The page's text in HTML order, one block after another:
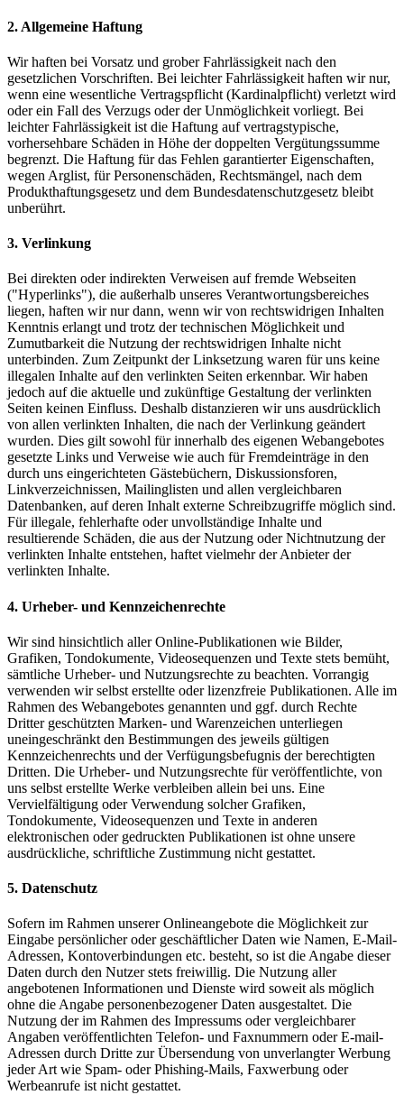
2. Allgemeine Haftung
Wir haften bei Vorsatz und grober Fahrlässigkeit nach den
gesetzlichen Vorschriften. Bei leichter Fahrlässigkeit haften wir nur,
wenn eine wesentliche Vertragspflicht (Kardinalpflicht) verletzt wird
oder ein Fall des Verzugs oder der Unmöglichkeit vorliegt. Bei
leichter Fahrlässigkeit ist die Haftung auf vertragstypische,
vorhersehbare Schäden in Höhe der doppelten Vergütungssumme
begrenzt. Die Haftung für das Fehlen garantierter Eigenschaften,
wegen Arglist, für Personenschäden, Rechtsmängel, nach dem
Produkthaftungsgesetz und dem Bundesdatenschutzgesetz bleibt
unberührt.
3. Verlinkung
Bei direkten oder indirekten Verweisen auf fremde Webseiten
("Hyperlinks"), die außerhalb unseres Verantwortungsbereiches
liegen, haften wir nur dann, wenn wir von rechtswidrigen Inhalten
Kenntnis erlangt und trotz der technischen Möglichkeit und
Zumutbarkeit die Nutzung der rechtswidrigen Inhalte nicht
unterbinden. Zum Zeitpunkt der Linksetzung waren für uns keine
illegalen Inhalte auf den verlinkten Seiten erkennbar. Wir haben
jedoch auf die aktuelle und zukünftige Gestaltung der verlinkten
Seiten keinen Einfluss. Deshalb distanzieren wir uns ausdrücklich
von allen verlinkten Inhalten, die nach der Verlinkung geändert
wurden. Dies gilt sowohl für innerhalb des eigenen Webangebotes
gesetzte Links und Verweise wie auch für Fremdeinträge in den
durch uns eingerichteten Gästebüchern, Diskussionsforen,
Linkverzeichnissen, Mailinglisten und allen vergleichbaren
Datenbanken, auf deren Inhalt externe Schreibzugriffe möglich sind.
Für illegale, fehlerhafte oder unvollständige Inhalte und
resultierende Schäden, die aus der Nutzung oder Nichtnutzung der
verlinkten Inhalte entstehen, haftet vielmehr der Anbieter der
verlinkten Inhalte.
4. Urheber- und Kennzeichenrechte
Wir sind hinsichtlich aller Online-Publikationen wie Bilder,
Grafiken, Tondokumente, Videosequenzen und Texte stets bemüht,
sämtliche Urheber- und Nutzungsrechte zu beachten. Vorrangig
verwenden wir selbst erstellte oder lizenzfreie Publikationen. Alle im
Rahmen des Webangebotes genannten und ggf. durch Rechte
Dritter geschützten Marken- und Warenzeichen unterliegen
uneingeschränkt den Bestimmungen des jeweils gültigen
Kennzeichenrechts und der Verfügungsbefugnis der berechtigten
Dritten. Die Urheber- und Nutzungsrechte für veröffentlichte, von
uns selbst erstellte Werke verbleiben allein bei uns. Eine
Vervielfältigung oder Verwendung solcher Grafiken,
Tondokumente, Videosequenzen und Texte in anderen
elektronischen oder gedruckten Publikationen ist ohne unsere
ausdrückliche, schriftliche Zustimmung nicht gestattet.
5. Datenschutz
Sofern im Rahmen unserer Onlineangebote die Möglichkeit zur
Eingabe persönlicher oder geschäftlicher Daten wie Namen, E-Mail-
Adressen, Kontoverbindungen etc. besteht, so ist die Angabe dieser
Daten durch den Nutzer stets freiwillig. Die Nutzung aller
angebotenen Informationen und Dienste wird soweit als möglich
ohne die Angabe personenbezogener Daten ausgestaltet. Die
Nutzung der im Rahmen des Impressums oder vergleichbarer
Angaben veröffentlichten Telefon- und Faxnummern oder E-mail-
Adressen durch Dritte zur Übersendung von unverlangter Werbung
jeder Art wie Spam- oder Phishing-Mails, Faxwerbung oder
Werbeanrufe ist nicht gestattet.